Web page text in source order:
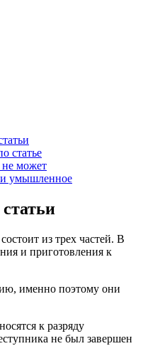
статье
может
умышленное
из трех частей. В
и приготовления к
именно поэтому они
к разряду
не был завершен